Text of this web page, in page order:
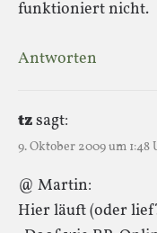
funktioniert nicht.
Antworten
tzsagt:
9. Oktober 2009 um 1:48
@ Martin:
Hier läuft (oder